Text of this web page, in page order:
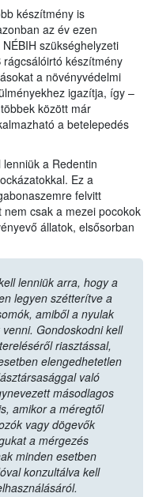
készítmény is
az év ezen
szükséghelyzeti
készítmény
a növényvédelmi
igazítja, így –
között már
a betelepedés
a Redentin
Ez a
felvitt
csak a mezei pocokok
állatok, elsősorban
lenniük arra, hogy a
legyen szétterítve a
amiből a nyulak
Gondoskodni kell
riasztással,
elengedhetetlen
való
másodlagos
amikor a méregtől
vagy dögevők
a mérgezés
minden esetben
konzultálva kell